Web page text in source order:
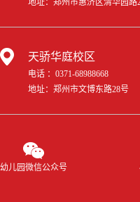
地址：郑州市惠济区清华园路
天骄华庭校区
电话 ：0371-68988668
地址：郑州市文博东路28号
幼儿园微信公众号